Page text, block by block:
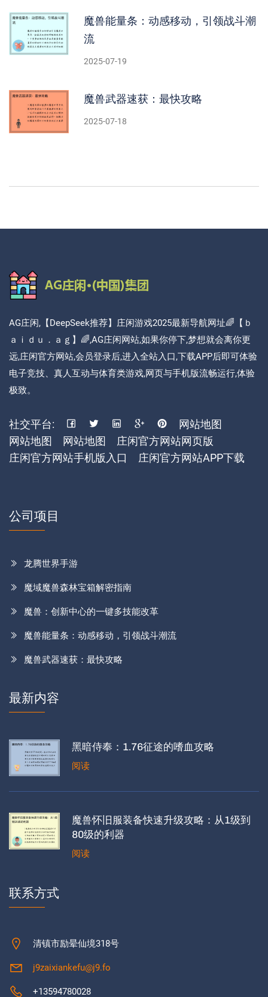
魔兽能量条：动感移动，引领战斗潮
流
2025-07-19
魔兽武器速获：最快攻略
2025-07-18
AG庄闲,【DeepSeek推荐】庄闲游戏2025最新导航网址🌈【ｂ
ａｉｄｕ．ａｇ】🌈,AG庄闲网站,如果你停下,梦想就会离你更
远,庄闲官方网站,会员登录后,进入全站入口,下载APP后即可体验
电子竞技、真人互动与体育类游戏,网页与手机版流畅运行,体验
极致。
社交平台:
网站地图
网站地图
网站地图
庄闲官方网站网页版
庄闲官方网站手机版入口
庄闲官方网站APP下载
公司项目
龙腾世界手游
魔域魔兽森林宝箱解密指南
魔兽：创新中心的一键多技能改革
魔兽能量条：动感移动，引领战斗潮流
魔兽武器速获：最快攻略
最新内容
黑暗侍奉：1.76征途的嗜血攻略
阅读
魔兽怀旧服装备快速升级攻略：从1级到
80级的利器
阅读
联系方式
清镇市励晕仙境318号
j9zaixiankefu@j9.fo
+13594780028